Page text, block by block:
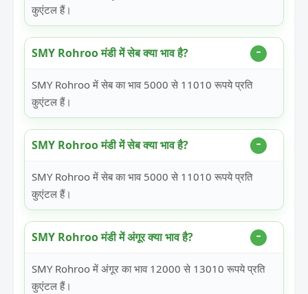
कुएंटल हैं।
SMY Rohroo मंडी में सेब क्या भाव है?
SMY Rohroo में सेब का भाव 5000 से 11010 रूपये प्रति
कुएंटल हैं।
SMY Rohroo मंडी में सेब क्या भाव है?
SMY Rohroo में सेब का भाव 5000 से 11010 रूपये प्रति
कुएंटल हैं।
SMY Rohroo मंडी में अंगूर क्या भाव है?
SMY Rohroo में अंगूर का भाव 12000 से 13010 रूपये प्रति
कुएंटल हैं।